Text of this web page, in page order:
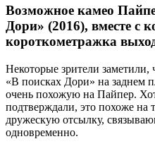
Возможное камео
Дори» (2016), вместе с
короткометражка
Некоторые зрители
«В поисках Дори» на заднем
очень похожую на Пайпер.
подтверждали, это похоже на
дружескую отсылку,
одновременно.